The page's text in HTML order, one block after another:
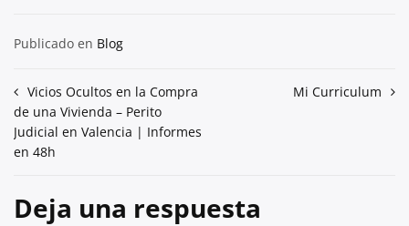
Publicado en Blog
Navegación
de
entradas
Vicios Ocultos en la Compra
de una Vivienda – Perito
Judicial en Valencia | Informes
en 48h
Mi Curriculum
Deja una respuesta